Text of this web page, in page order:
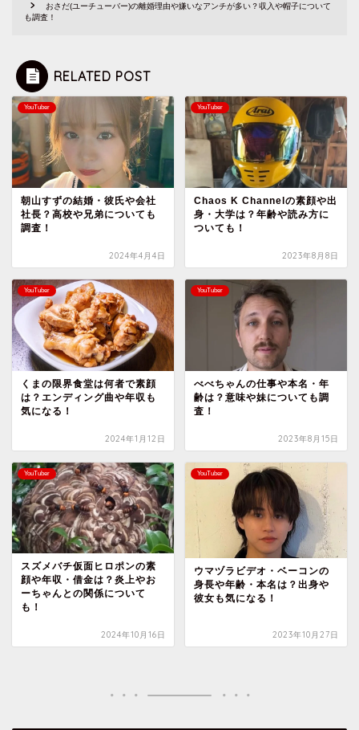
おさだ(ユーチューバー)の離婚理由や嫌いなアンチが多い？収入や帽子について
も調査！
RELATED POST
YouTuber
朝山すずの結婚・彼氏や会社
社長？高校や兄弟についても
調査！
2024年4月4日
YouTuber
Chaos K Channelの素顔や出
身・大学は？年齢や読み方に
ついても！
2023年8月8日
YouTuber
くまの限界食堂は何者で素顔
は？エンディング曲や年収も
気になる！
2024年1月12日
YouTuber
べべちゃんの仕事や本名・年
齢は？意味や妹についても調
査！
2023年8月15日
YouTuber
スズメバチ仮面ヒロポンの素
顔や年収・借金は？炎上やお
ーちゃんとの関係について
も！
2024年10月16日
YouTuber
ウマヅラビデオ・ベーコンの
身長や年齢・本名は？出身や
彼女も気になる！
2023年10月27日